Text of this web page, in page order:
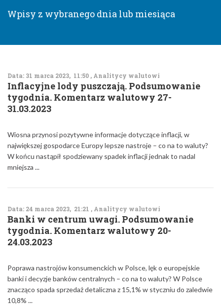
Wpisy z wybranego dnia lub miesiąca
Data: 31 marca 2023, 11:50 , Analitycy walutowi
Inflacyjne lody puszczają. Podsumowanie
tygodnia. Komentarz walutowy 27-
31.03.2023
Wiosna przynosi pozytywne informacje dotyczące inflacji, w
największej gospodarce Europy lepsze nastroje – co na to waluty?
W końcu nastąpił spodziewany spadek inflacji jednak to nadal
mniejsza ...
Data: 24 marca 2023, 21:21 , Analitycy walutowi
Banki w centrum uwagi. Podsumowanie
tygodnia. Komentarz walutowy 20-
24.03.2023
Poprawa nastrojów konsumenckich w Polsce, lęk o europejskie
banki i decyzje banków centralnych – co na to waluty? W Polsce
znacząco spada sprzedaż detaliczna z 15,1% w styczniu do zaledwie
10,8% ...